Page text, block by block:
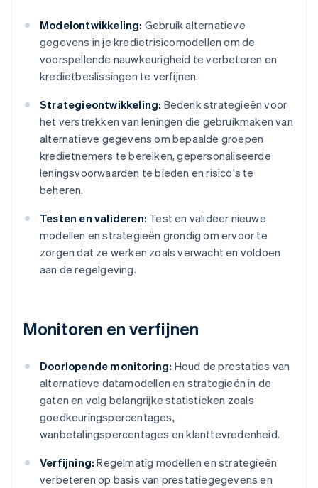
Modelontwikkeling: Gebruik alternatieve
gegevens in je kredietrisicomodellen om de
voorspellende nauwkeurigheid te verbeteren en
kredietbeslissingen te verfijnen.
Strategieontwikkeling: Bedenk strategieën voor
het verstrekken van leningen die gebruikmaken van
alternatieve gegevens om bepaalde groepen
kredietnemers te bereiken, gepersonaliseerde
leningsvoorwaarden te bieden en risico's te
beheren.
Testen en valideren: Test en valideer nieuwe
modellen en strategieën grondig om ervoor te
zorgen dat ze werken zoals verwacht en voldoen
aan de regelgeving.
Monitoren en verfijnen
Doorlopende monitoring: Houd de prestaties van
alternatieve datamodellen en strategieën in de
gaten en volg belangrijke statistieken zoals
goedkeuringspercentages,
wanbetalingspercentages en klanttevredenheid.
Verfijning: Regelmatig modellen en strategieën
verbeteren op basis van prestatiegegevens en